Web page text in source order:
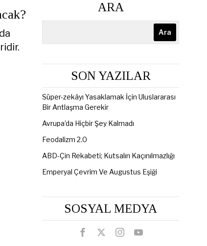
ARA
Ara
SON YAZILAR
Süper-zekâyı Yasaklamak İçin Uluslararası
Bir Antlaşma Gerekir
Avrupa’da Hiçbir Şey Kalmadı
Feodalizm 2.0
ABD-Çin Rekabeti; Kutsalın Kaçınılmazlığı
Emperyal Çevrim Ve Augustus Eşiği
SOSYAL MEDYA